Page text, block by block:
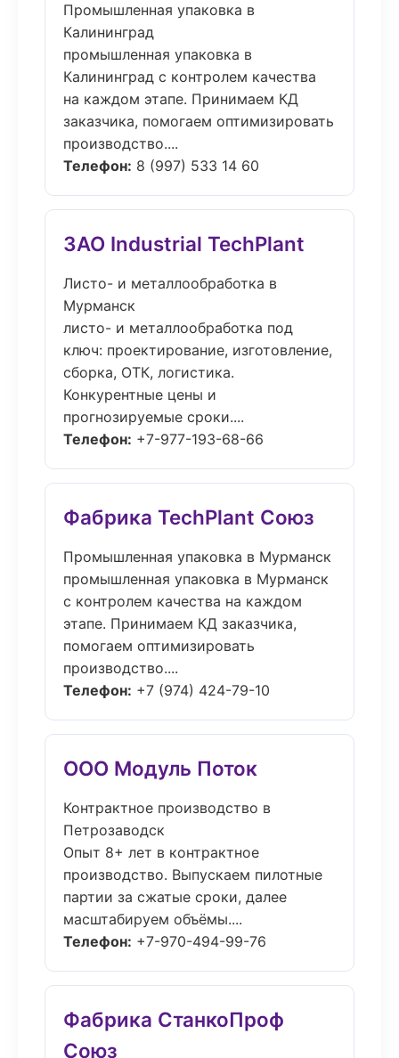
Промышленная упаковка в
Калининград
промышленная упаковка в
Калининград с контролем качества
на каждом этапе. Принимаем КД
заказчика, помогаем оптимизировать
производство....
Телефон: 8 (997) 533 14 60
ЗАО Industrial TechPlant
Листо- и металлообработка в
Мурманск
листо- и металлообработка под
ключ: проектирование, изготовление,
сборка, ОТК, логистика.
Конкурентные цены и
прогнозируемые сроки....
Телефон: +7-977-193-68-66
Фабрика TechPlant Союз
Промышленная упаковка в Мурманск
промышленная упаковка в Мурманск
с контролем качества на каждом
этапе. Принимаем КД заказчика,
помогаем оптимизировать
производство....
Телефон: +7 (974) 424-79-10
ООО Модуль Поток
Контрактное производство в
Петрозаводск
Опыт 8+ лет в контрактное
производство. Выпускаем пилотные
партии за сжатые сроки, далее
масштабируем объёмы....
Телефон: +7-970-494-99-76
Фабрика СтанкоПроф
Союз